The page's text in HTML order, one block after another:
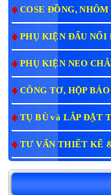
COSE ĐỒNG,
PHỤ KIỆN ĐẤU NỐI
PHỤ KIỆN NEO
CÔNG TƠ, HỘP
TỤ BÙ và LẮP ĐẶT
TƯ VẤN THIẾT KẾ